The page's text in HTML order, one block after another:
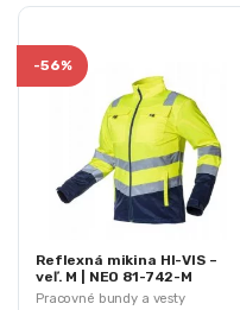
Pracovné bundy a vesty
-56%
Reflexná mikina HI-VIS –
veľ. M | NEO 81-742-M